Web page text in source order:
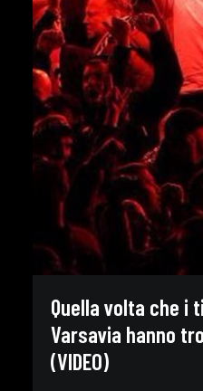
Quella volta che i
Varsavia hanno
(VIDEO)